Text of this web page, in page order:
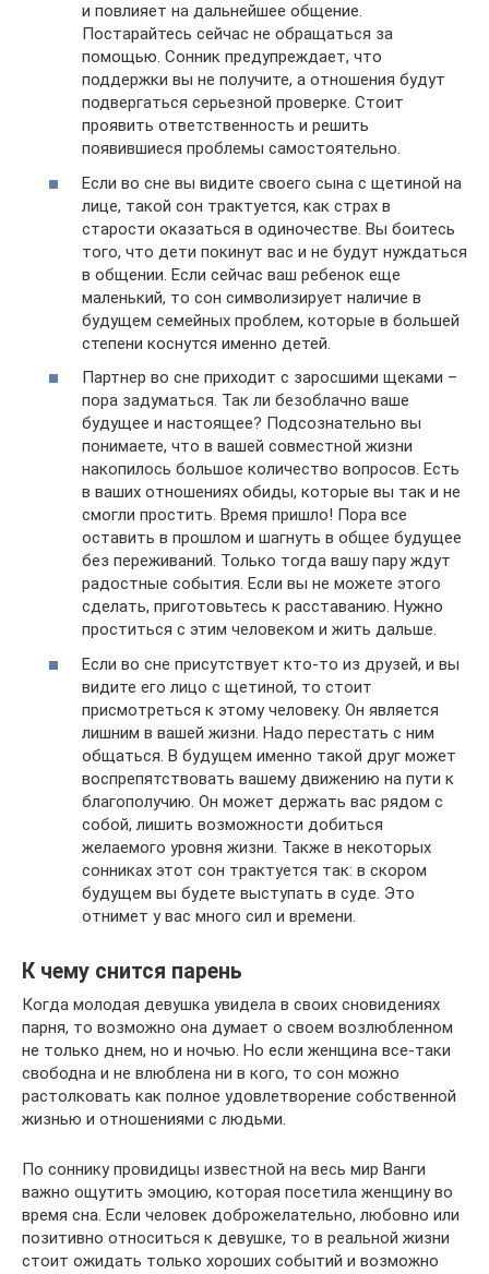
и повлияет на дальнейшее общение.
Постарайтесь сейчас не обращаться за
помощью. Сонник предупреждает, что
поддержки вы не получите, а отношения будут
подвергаться серьезной проверке. Стоит
проявить ответственность и решить
появившиеся проблемы самостоятельно.
Если во сне вы видите своего сына с щетиной на
лице, такой сон трактуется, как страх в
старости оказаться в одиночестве. Вы боитесь
того, что дети покинут вас и не будут нуждаться
в общении. Если сейчас ваш ребенок еще
маленький, то сон символизирует наличие в
будущем семейных проблем, которые в большей
степени коснутся именно детей.
Партнер во сне приходит с заросшими щеками –
пора задуматься. Так ли безоблачно ваше
будущее и настоящее? Подсознательно вы
понимаете, что в вашей совместной жизни
накопилось большое количество вопросов. Есть
в ваших отношениях обиды, которые вы так и не
смогли простить. Время пришло! Пора все
оставить в прошлом и шагнуть в общее будущее
без переживаний. Только тогда вашу пару ждут
радостные события. Если вы не можете этого
сделать, приготовьтесь к расставанию. Нужно
проститься с этим человеком и жить дальше.
Если во сне присутствует кто-то из друзей, и вы
видите его лицо с щетиной, то стоит
присмотреться к этому человеку. Он является
лишним в вашей жизни. Надо перестать с ним
общаться. В будущем именно такой друг может
воспрепятствовать вашему движению на пути к
благополучию. Он может держать вас рядом с
собой, лишить возможности добиться
желаемого уровня жизни. Также в некоторых
сонниках этот сон трактуется так: в скором
будущем вы будете выступать в суде. Это
отнимет у вас много сил и времени.
К чему снится парень
Когда молодая девушка увидела в своих сновидениях
парня, то возможно она думает о своем возлюбленном
не только днем, но и ночью. Но если женщина все-таки
свободна и не влюблена ни в кого, то сон можно
растолковать как полное удовлетворение собственной
жизнью и отношениями с людьми.
По соннику провидицы известной на весь мир Ванги
важно ощутить эмоцию, которая посетила женщину во
время сна. Если человек доброжелательно, любовно или
позитивно относиться к девушке, то в реальной жизни
стоит ожидать только хороших событий и возможно